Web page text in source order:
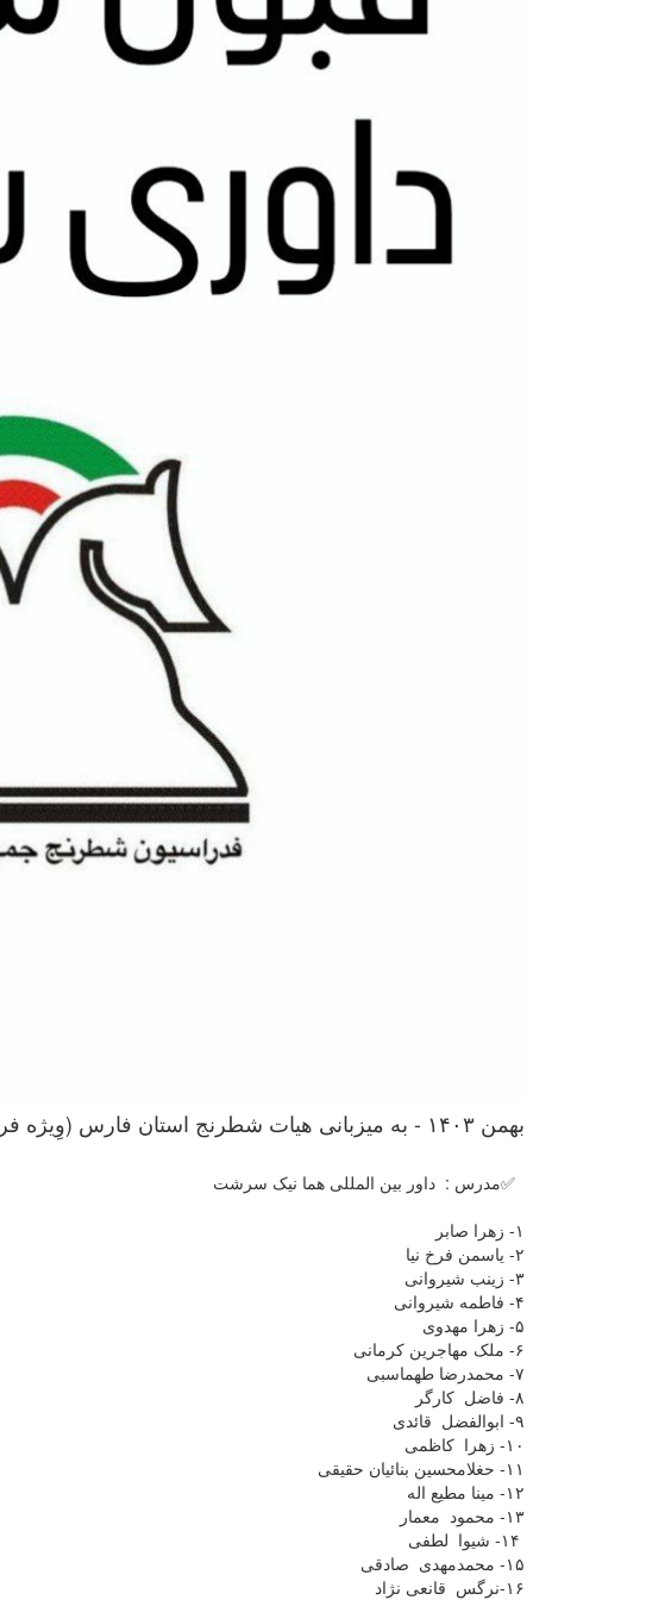
بهمن ۱۴۰۳ - به میزبانی هیات شطرنج استان فارس (وِیژه فرهنگیان)
✅مدرس : داور بین المللی هما نیک سرشت
۱- زهرا صابر
۲- یاسمن فرخ نیا
۳- زینب شیروانی
۴- فاطمه شیروانی
۵- زهرا مهدوی
۶- ملک مهاجرین کرمانی
۷- محمدرضا طهماسبی
۸- فاضل کارگر
۹- ابوالفضل قائدی
۱۰- زهرا کاظمی
۱۱- حغلامحسین بنائیان حقیقی
۱۲- مینا مطیع اله
۱۳- محمود معمار
۱۵- محمدمهدی صادقی
۱۶-نرگس قانعی نژاد